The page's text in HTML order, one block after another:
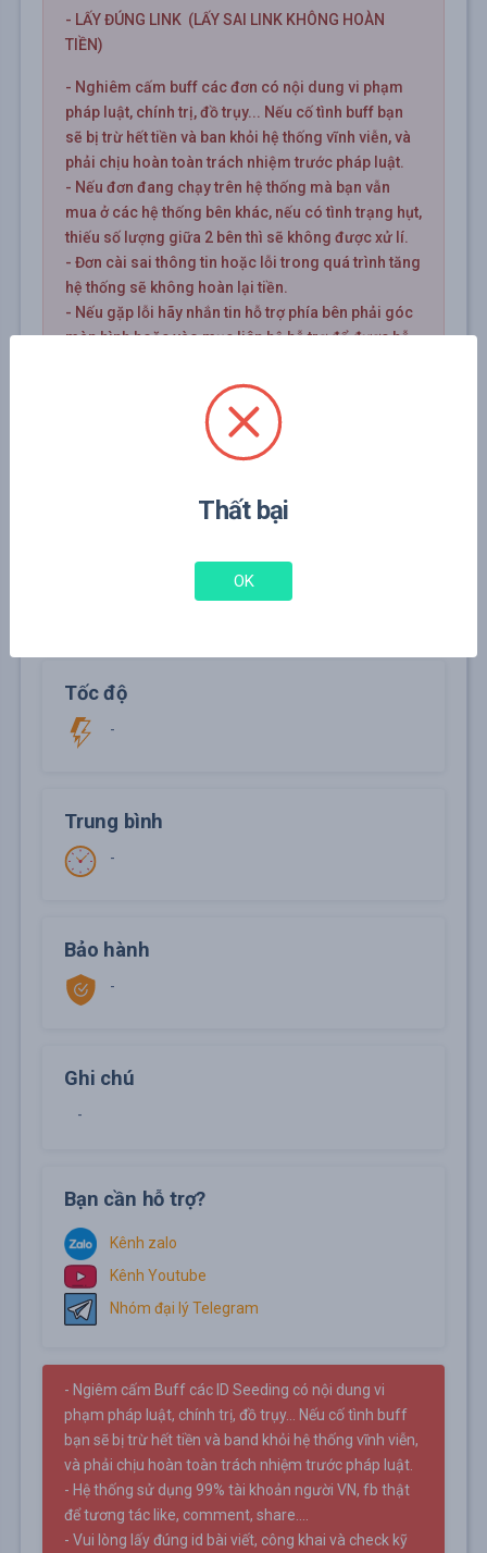
- LẤY ĐÚNG LINK (LẤY SAI LINK KHÔNG HOÀN
TIỀN)
- Nghiêm cấm buff các đơn có nội dung vi phạm
pháp luật, chính trị, đồ trụy... Nếu cố tình buff bạn
sẽ bị trừ hết tiền và ban khỏi hệ thống vĩnh viễn, và
phải chịu hoàn toàn trách nhiệm trước pháp luật.
- Nếu đơn đang chạy trên hệ thống mà bạn vẫn
mua ở các hệ thống bên khác, nếu có tình trạng hụt,
thiếu số lượng giữa 2 bên thì sẽ không được xử lí.
- Đơn cài sai thông tin hoặc lỗi trong quá trình tăng
hệ thống sẽ không hoàn lại tiền.
- Nếu gặp lỗi hãy nhắn tin hỗ trợ phía bên phải góc
màn hình hoặc vào mục liên hệ hỗ trợ để được hỗ
Tốc độ
-
Trung bình
-
Bảo hành
-
Ghi chú
-
Bạn cần hỗ trợ?
Kênh zalo
Kênh Youtube
Nhóm đại lý Telegram
- Ngiêm cấm Buff các ID Seeding có nội dung vi
phạm pháp luật, chính trị, đồ trụy... Nếu cố tình buff
bạn sẽ bị trừ hết tiền và band khỏi hệ thống vĩnh viễn,
và phải chịu hoàn toàn trách nhiệm trước pháp luật.
- Hệ thống sử dụng 99% tài khoản người VN, fb thật
để tương tác like, comment, share....
- Vui lòng lấy đúng id bài viết, công khai và check kỹ
Thất bại
OK